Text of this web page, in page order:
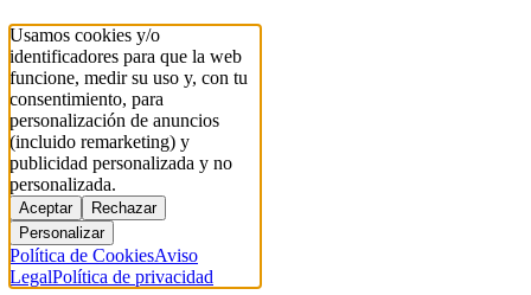
Usamos cookies y/o
identificadores para que la web
funcione, medir su uso y, con tu
consentimiento, para
personalización de anuncios
(incluido remarketing) y
publicidad personalizada y no
personalizada.
Aceptar
Rechazar
Personalizar
Política de CookiesAviso
LegalPolítica de privacidad